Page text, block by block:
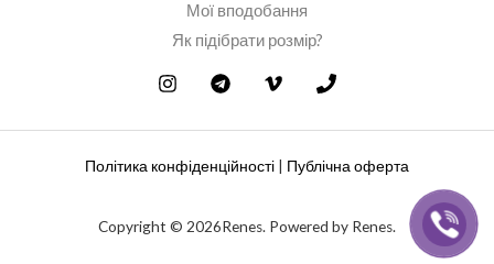
Мої вподобання
Як підібрати розмір?
Політика конфіденційності Публічна оферта
Copyright © 2026Renes. Powered by Renes.